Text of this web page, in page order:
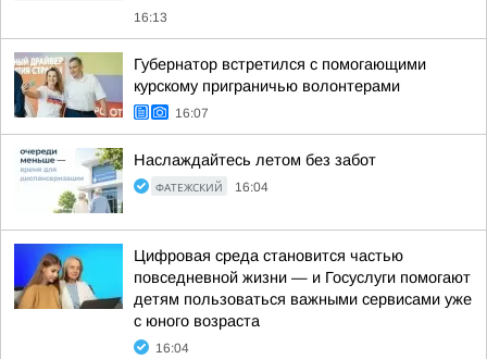
16:13
Губернатор встретился с помогающими
курскому приграничью волонтерами
16:07
Наслаждайтесь летом без забот
ФАТЕЖСКИЙ 16:04
Цифровая среда становится частью
повседневной жизни — и Госуслуги помогают
детям пользоваться важными сервисами уже
с юного возраста
16:04